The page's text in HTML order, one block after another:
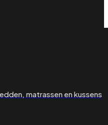
matrassen en kussens